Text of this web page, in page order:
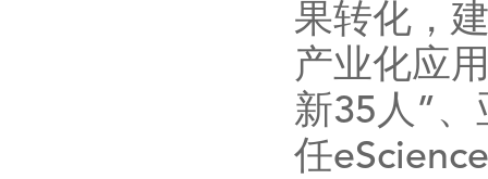
果转化，
产业化应
新35人”
任eScience